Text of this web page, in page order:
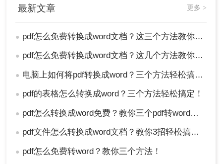
注意：在进行批量转换时，注意文件大小和数量的
限制，避免超出软件的处理能力。转换完成后及时
备份文件，以防意外丢失。
以上就是pdf怎么免费转换成word文档的方法介绍
了，包括直接复制粘贴、在线转换工具以及PDF转
换软件。每种方法都有其优缺点和适用场景，用户
进行转换时，务必注意文件的安全性和转换效果的
最新文章 更多 >
● pdf怎么免费转换成word文档？这三个方法教你轻松搞定！
● pdf怎么免费转换成word文档？这几个方法教你轻松搞定！
● 电脑上如何将pdf转换成word？三个方法轻松搞定！
● pdf的表格怎么转换成word？三个方法轻松搞定！
● pdf怎么转换成word免费？教你三个pdf转word方法。
● pdf文件怎么转换成word文档？教你3招轻松搞定！
● pdf怎么免费转word？教你三个方法！